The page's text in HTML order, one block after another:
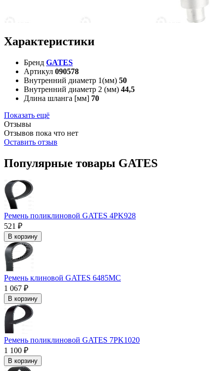
Характеристики
Бренд GATES
Артикул 090578
Внутренний диаметр 1(мм) 50
Внутренний диаметр 2 (мм) 44,5
Длина шланга [мм] 70
Показать ещё
Отзывы
Отзывов пока что нет
Оставить отзыв
Популярные товары GATES
Ремень поликлиновой GATES 4PK928
521 ₽
В корзину
Ремень клиновой GATES 6485MC
1 067 ₽
В корзину
Ремень поликлиновой GATES 7PK1020
1 100 ₽
В корзину